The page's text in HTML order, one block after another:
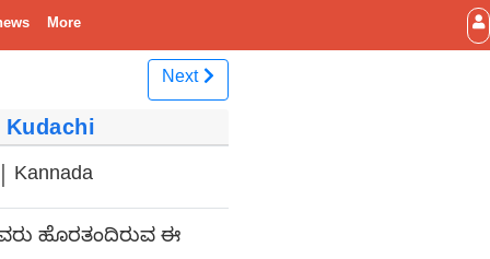
More
Next
Kudachi
Kannada
ಹೊರತಂದಿರುವ ಈ